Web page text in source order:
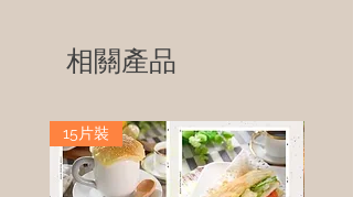
相關產品
15片裝